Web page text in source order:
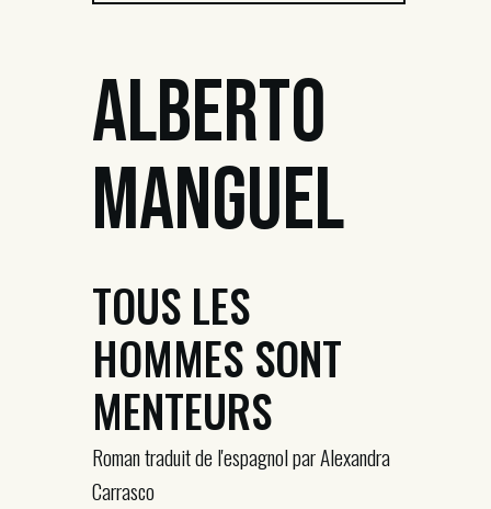
Alberto
Manguel
TOUS LES
HOMMES SONT
MENTEURS
Roman traduit de l'espagnol par Alexandra
Carrasco